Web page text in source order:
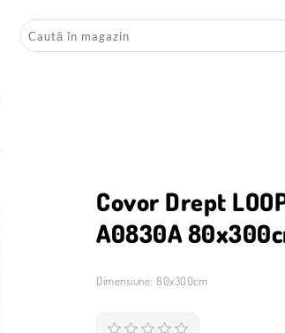
Covor Drept
A0830A
Dimensiune: 80x300cm